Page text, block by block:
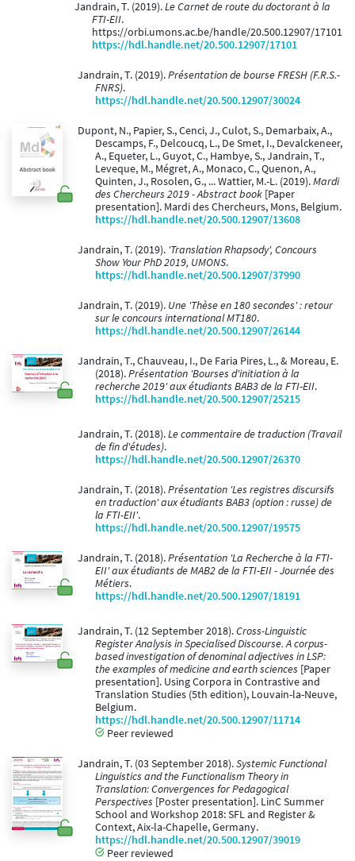
Jandrain, T. (2019).Le Carnet de route du doctorant à la
FTI-EII.
https://orbi.umons.ac.be/handle/20.500.12907/17101
https://hdl.handle.net/20.500.12907/17101
Jandrain, T. (2019).Présentation de bourse FRESH (F.R.S.-
FNRS).
https://hdl.handle.net/20.500.12907/30024
Dupont, N., Papier, S., Cenci, J., Culot, S., Demarbaix, A.,
Descamps, F., Delcoucq, L., De Smet, I., Devalckeneer,
A., Equeter, L., Guyot, C., Hambye, S., Jandrain, T.,
Leveque, M., Mégret, A., Monaco, C., Quenon, A.,
Quinten, J., Rosolen, G., ... Wattier, M.-L. (2019).Mardi
des Chercheurs 2019 - Abstract book [Paper
presentation]. Mardi des Chercheurs, Mons, Belgium.
https://hdl.handle.net/20.500.12907/13608
Jandrain, T. (2019). 'Translation Rhapsody', Concours
Show Your PhD 2019, UMONS.
https://hdl.handle.net/20.500.12907/37990
Jandrain, T. (2019). Une 'Thèse en 180 secondes' : retour
sur le concours international MT180.
https://hdl.handle.net/20.500.12907/26144
Jandrain, T., Chauveau, I., De Faria Pires, L., & Moreau, E.
(2018).Présentation 'Bourses d'initiation à la
recherche 2019' aux étudiants BAB3 de la FTI-EII.
https://hdl.handle.net/20.500.12907/25215
Jandrain, T. (2018).Le commentaire de traduction (Travail
de fin d'études).
https://hdl.handle.net/20.500.12907/26370
Jandrain, T. (2018).Présentation 'Les registres discursifs
en traduction' aux étudiants BAB3 (option : russe) de
la FTI-EII'.
https://hdl.handle.net/20.500.12907/19575
Jandrain, T. (2018).Présentation 'La Recherche à la FTI-
EII' aux étudiants de MAB2 de la FTI-EII - Journée des
Métiers.
https://hdl.handle.net/20.500.12907/18191
Jandrain, T. (12 September 2018).Cross-Linguistic
Register Analysis in Specialised Discourse. A corpus-
based investigation of denominal adjectives in LSP:
the examples of medicine and earth sciences [Paper
presentation]. Using Corpora in Contrastive and
Translation Studies (5th edition), Louvain-la-Neuve,
Belgium.
https://hdl.handle.net/20.500.12907/11714
Peer reviewed
Jandrain, T. (03 September 2018).Systemic Functional
Linguistics and the Functionalism Theory in
Translation: Convergences for Pedagogical
Perspectives [Poster presentation]. LinC Summer
School and Workshop 2018: SFL and Register &
Context, Aix-la-Chapelle, Germany.
https://hdl.handle.net/20.500.12907/39019
Peer reviewed